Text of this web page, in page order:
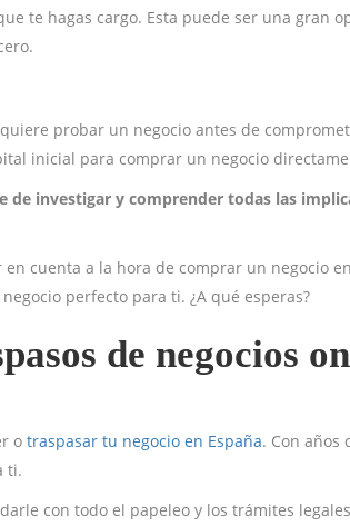
te hagas cargo. Esta puede ser una gran
probar un negocio antes de
inicial para comprar un negocio
investigar y comprender todas las
cuenta a la hora de comprar un negocio
perfecto para ti. ¿A qué esperas?
de negocios
o traspasar tu negocio en España. Con años
ti.
con todo el papeleo y los trámites